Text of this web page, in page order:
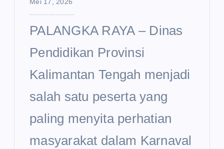
Mei 17, 2026
PALANGKA RAYA – Dinas
Pendidikan Provinsi
Kalimantan Tengah menjadi
salah satu peserta yang
paling menyita perhatian
masyarakat dalam Karnaval